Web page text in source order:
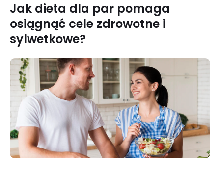
Jak dieta dla par pomaga
osiągnąć cele zdrowotne i
sylwetkowe?